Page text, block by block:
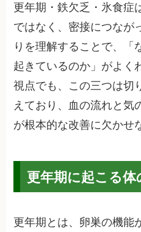
更年期・鉄欠乏・氷食症
ではなく、密接につなが
りを理解することで、「
起きているのか」がよく
視点でも、この三つは切
えており、血の流れと気
が根本的な改善に欠かせ
更年期に起こる体
更年期とは、卵巣の機能